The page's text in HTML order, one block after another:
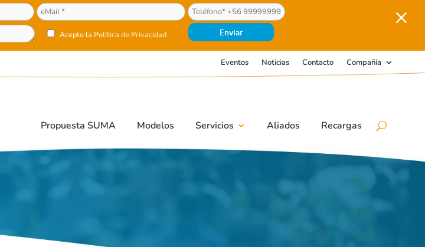
Acepto la Política de Privacidad
M
Eventos Noticias Contacto Compañía
Propuesta SUMA Modelos Servicios Aliados Recargas